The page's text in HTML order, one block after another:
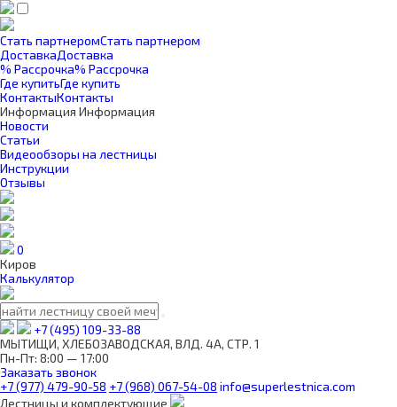
Стать партнеромСтать партнером
ДоставкаДоставка
% Рассрочка% Рассрочка
Где купитьГде купить
КонтактыКонтакты
Информация Информация
Новости
Статьи
Видеообзоры на лестницы
Инструкции
Отзывы
0
Киров
Калькулятор
+7 (495) 109-33-88
МЫТИЩИ, ХЛЕБОЗАВОДСКАЯ, ВЛД. 4А, СТР. 1
Пн-Пт: 8:00 — 17:00
Заказать звонок
+7 (977) 479-90-58 +7 (968) 067-54-08 info@superlestnica.com
Лестницы и комплектующие